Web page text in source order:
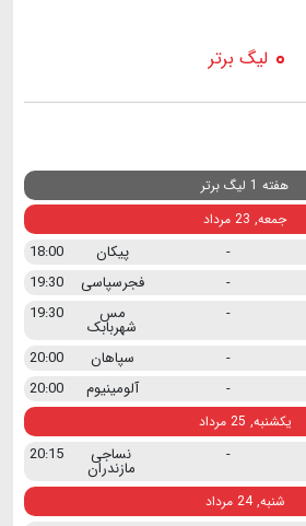
لیگ برتر
هفته 1 لیگ برتر
جمعه, 23 مرداد
- پیکان
18:00
- فجرسپاسی
19:30
- مس
شهربابک
19:30
- سپاهان
20:00
- آلومینیوم 20:00
یکشنبه, 25 مرداد
- نساجی
مازندران
20:15
شنبه, 24 مرداد